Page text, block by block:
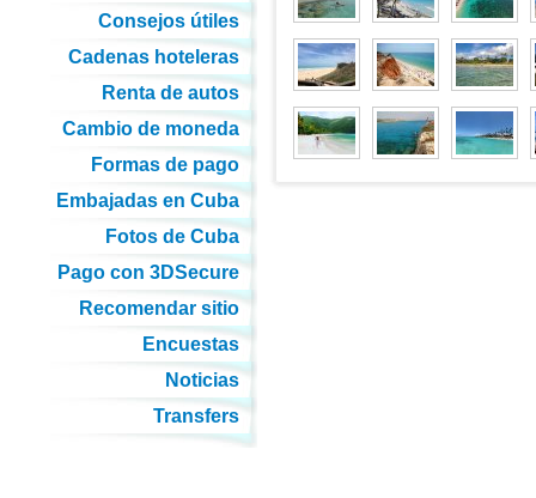
Consejos útiles
Cadenas hoteleras
Renta de autos
Cambio de moneda
Formas de pago
Embajadas en Cuba
Fotos de Cuba
Pago con 3DSecure
Recomendar sitio
Encuestas
Noticias
Transfers